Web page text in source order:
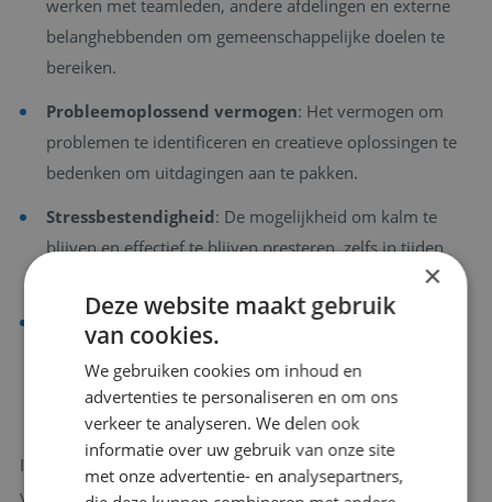
werken met teamleden, andere afdelingen en externe
belanghebbenden om gemeenschappelijke doelen te
bereiken.
Probleemoplossend vermogen: Het vermogen om
problemen te identificeren en creatieve oplossingen te
bedenken om uitdagingen aan te pakken.
Stressbestendigheid: De mogelijkheid om kalm te
blijven en effectief te blijven presteren, zelfs in tijden
: Eerlijkheid en ethisch gedrag zijn van groot
nauwkeurigheid en betrouwbaarheid cruciaal zijn.
Is deze functie jou op het lijf geschreven? Bekijk dan onze
vacaturebank! Hier vind je een verzameling van vacatures
×
Deze website maakt gebruik
van cookies.
We gebruiken cookies om inhoud en
advertenties te personaliseren en om ons
verkeer te analyseren. We delen ook
informatie over uw gebruik van onze site
met onze advertentie- en analysepartners,